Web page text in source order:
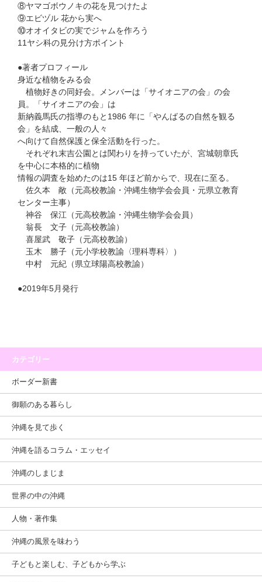
⑧ヤマゴボウノキの花を見つけたよ
⑨エビヅル 花から実へ
⑩オオイタビの実でジャムを作ろう
11ヤシ科の見分け方ポイント
●著者プロフィール
身近な植物をみる会
植物好きの同好会。メンバーは「サイオニアの会」の会
員。「サイオニアの会」は
新納義馬氏の指導のもと1986 年に「やんばるの自然を観る
会」を結成、一般の人々
へ向けて自然保護と保全活動を行った。
それぞれ末吉公園とは関わりを持っていたが、宮城朝章氏
を中心に本格的に植物
情報の調査を始めたのは15 年ほど前からで、現在に至る。
佐久本 敞（元高校教諭・沖縄生物学会会員・元県立教育
センター主事）
神谷 保江（元高校教諭・沖縄生物学会会員）
翁長 文子（元高校教諭）
喜屋武 敬子（元高校教諭）
玉木 勝子（元小学校教諭〈理科専科〉）
中村 元紀（県立球陽高校教諭）
●2019年5月発行
カテゴリー
ボーダー新書
御願のある暮らし
沖縄を見て歩く
沖縄を語るコラム・エッセイ
沖縄のしまじま
世界の中の沖縄
人物・著作集
沖縄の風景を味わう
子どもと楽しむ、子どもから学ぶ